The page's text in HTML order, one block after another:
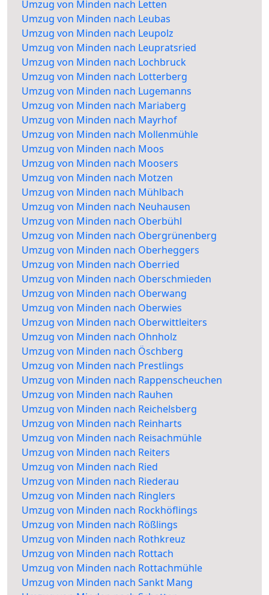
Umzug von Minden nach Letten
Umzug von Minden nach Leubas
Umzug von Minden nach Leupolz
Umzug von Minden nach Leupratsried
Umzug von Minden nach Lochbruck
Umzug von Minden nach Lotterberg
Umzug von Minden nach Lugemanns
Umzug von Minden nach Mariaberg
Umzug von Minden nach Mayrhof
Umzug von Minden nach Mollenmühle
Umzug von Minden nach Moos
Umzug von Minden nach Moosers
Umzug von Minden nach Motzen
Umzug von Minden nach Mühlbach
Umzug von Minden nach Neuhausen
Umzug von Minden nach Oberbühl
Umzug von Minden nach Obergrünenberg
Umzug von Minden nach Oberheggers
Umzug von Minden nach Oberried
Umzug von Minden nach Oberschmieden
Umzug von Minden nach Oberwang
Umzug von Minden nach Oberwies
Umzug von Minden nach Oberwittleiters
Umzug von Minden nach Ohnholz
Umzug von Minden nach Öschberg
Umzug von Minden nach Prestlings
Umzug von Minden nach Rappenscheuchen
Umzug von Minden nach Rauhen
Umzug von Minden nach Reichelsberg
Umzug von Minden nach Reinharts
Umzug von Minden nach Reisachmühle
Umzug von Minden nach Reiters
Umzug von Minden nach Ried
Umzug von Minden nach Riederau
Umzug von Minden nach Ringlers
Umzug von Minden nach Rockhöflings
Umzug von Minden nach Rößlings
Umzug von Minden nach Rothkreuz
Umzug von Minden nach Rottach
Umzug von Minden nach Rottachmühle
Umzug von Minden nach Sankt Mang